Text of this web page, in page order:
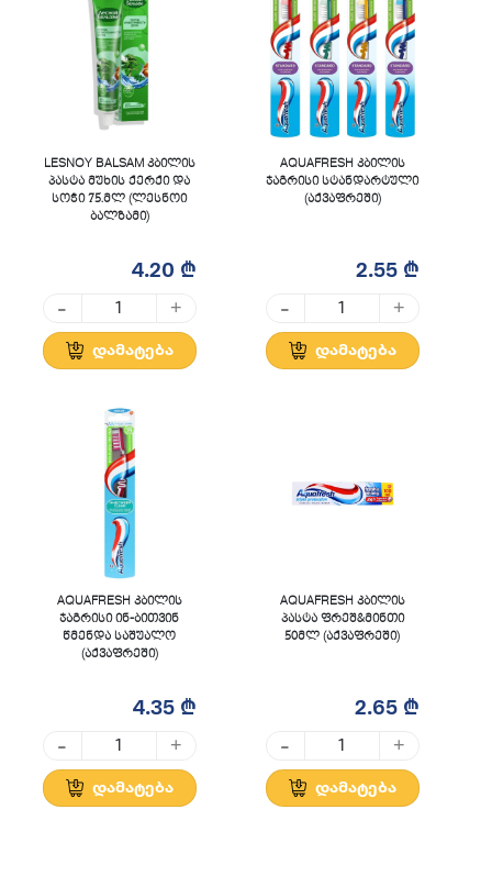
LESNOY BALSAM კბილის
პასტა მუხის ქერქი და
სოჭი 75.მლ (ლესნოი
ბალზამი)
4.20 ₾
- +
დამატება
AQUAFRESH კბილის
ჯაგრისი სტანდარტული
(აქვაფრეში)
2.55 ₾
- +
დამატება
AQUAFRESH კბილის
ჯაგრისი ინ-ბითვინ
წმენდა საშუალო
(აქვაფრეში)
4.35 ₾
- +
დამატება
AQUAFRESH კბილის
პასტა ფრეშ&მინთი
50მლ (აქვაფრეში)
2.65 ₾
- +
დამატება